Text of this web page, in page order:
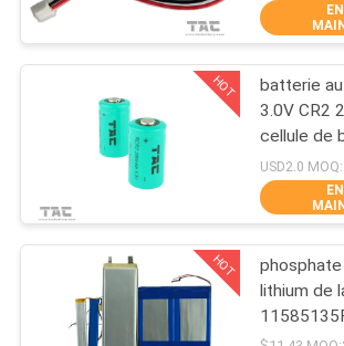
VISITE
D'USINE
CONTRÔLE
QUALITÉ
CONTACTEZ-
NOUS
3.2V batterie
Lifep04
HOT
batterie
3.0V CR2
cellule de
LiFePO4
méridien
USD2.0
HOT
lithium de
haute